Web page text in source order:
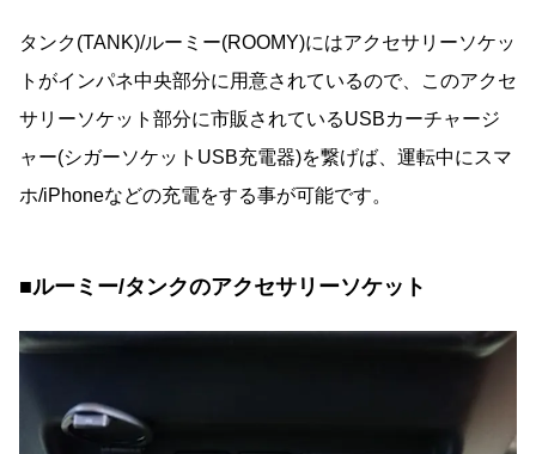
タンク(TANK)/ルーミー(ROOMY)にはアクセサリーソケッ
トがインパネ中央部分に用意されているので、このアクセ
サリーソケット部分に市販されているUSBカーチャージ
ャー(シガーソケットUSB充電器)を繋げば、運転中にスマ
ホ/iPhoneなどの充電をする事が可能です。
■ルーミー/タンクのアクセサリーソケット